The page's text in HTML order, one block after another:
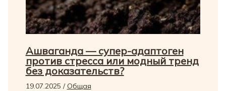
Ашваганда — супер-адаптоген
против стресса или модный тренд
без доказательств?
19.07.2025 / Общая